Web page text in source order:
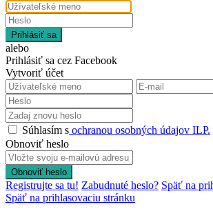
Prihlásiť sa
alebo
Prihlásiť sa cez Facebook
Vytvoriť účet
Súhlasím s ochranou osobných údajov ILP.
Obnoviť heslo
Obnoviť heslo
Registrujte sa tu! Zabudnuté heslo? Späť na
Späť na prihlasovaciu stránku